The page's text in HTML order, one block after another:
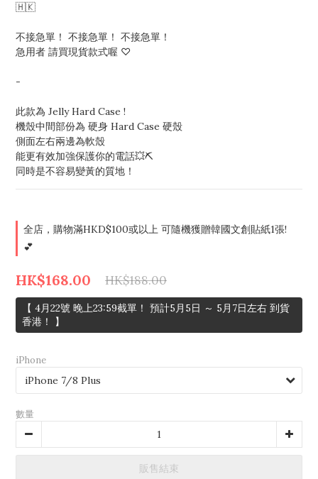
🇭🇰
不接急單！ 不接急單！ 不接急單！
急用者 請買現貨款式喔 ♡
-
此款為 Jelly Hard Case !
機殼中間部份為 硬身 Hard Case 硬殼
側面左右兩邊為軟殼
能更有效加強保護你的電話💥⛏️
同時是不容易變黃的質地！
全店，購物滿HKD$100或以上 可隨機獲贈韓國文創貼紙1張!
💕
HK$168.00 HK$188.00
【 4月22號 晚上23:59截單！ 預計5月5日 ～ 5月7日左右 到貨
香港！ 】
iPhone
數量
販售結束